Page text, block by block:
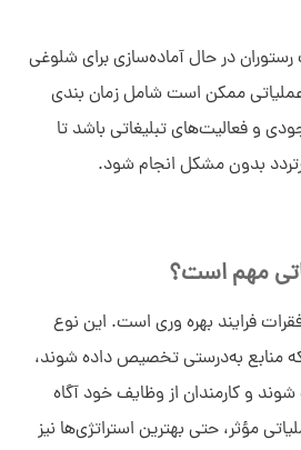
در حال آماده‌سازی برای شلوغی
ممکن است شامل زمان‌ بندی
و فعالیت‌های تبلیغاتی باشد تا
بدون مشکل انجام شود.
مهم است؟
فرایند بهره ‌وری است. این نوع
منابع به‌درستی تخصیص داده شوند،
و کارمندان از وظایف خود آگاه
مؤثر، حتی بهترین استراتژی‌ها نیز